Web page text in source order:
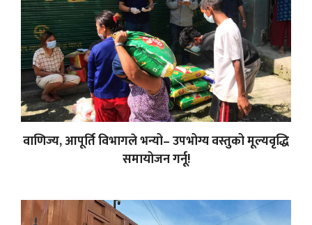
वाणिज्य, आपूर्ति विभागले भन्यो– उपभोग्य वस्तुको मूल्यवृद्धि
समायोजन गर्नू!